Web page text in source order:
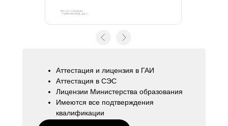
Аттестация и лицензия в ГАИ
Аттестация в СЭС
Лицензии Министерства образования
Имеются все подтверждения
квалификации